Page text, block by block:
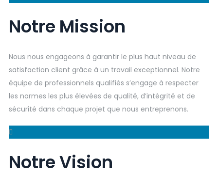
Notre Mission
Nous nous engageons à garantir le plus haut niveau de
satisfaction client grâce à un travail exceptionnel. Notre
équipe de professionnels qualifiés s’engage à respecter
les normes les plus élevées de qualité, d’intégrité et de
sécurité dans chaque projet que nous entreprenons.
Notre Vision